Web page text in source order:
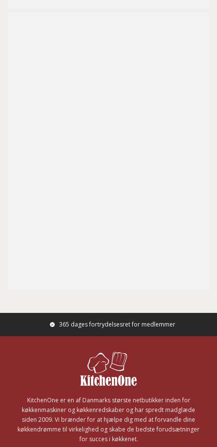
365 dages fortrydelsesret for medlemmer
KitchenOne er en af Danmarks største netbutikker inden for
køkkenmaskiner og køkkenredskaber og har spredt madglæde
siden 2009. Vi brænder for at hjælpe dig med at forvandle dine
køkkendrømme til virkelighed og skabe de bedste forudsætninger
for succes i køkkenet.